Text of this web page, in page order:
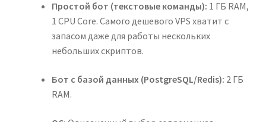
Простой бот (текстовые команды): 1 ГБ RAM,
1 CPU Core. Самого дешевого VPS хватит с
запасом даже для работы нескольких
небольших скриптов.
Бот с базой данных (PostgreSQL/Redis): 2 ГБ
RAM.